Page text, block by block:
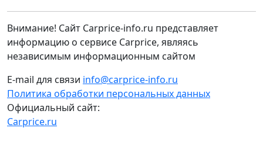
Внимание! Сайт Carprice-info.ru представляет
информацию о сервисе Carprice, являясь
независимым информационным сайтом
E-mail для связи info@carprice-info.ru
Политика обработки персональных данных
Официальный сайт:
Carprice.ru